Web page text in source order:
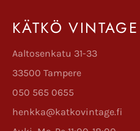
KÄTKÖ VINTAGE
Aaltosenkatu 31-33
33500 Tampere
050 565 0655
henkka@katkovintage.fi